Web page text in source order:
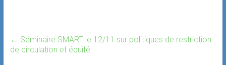
← Séminaire SMART le 12/11 sur politiques de restriction
de circulation et équité